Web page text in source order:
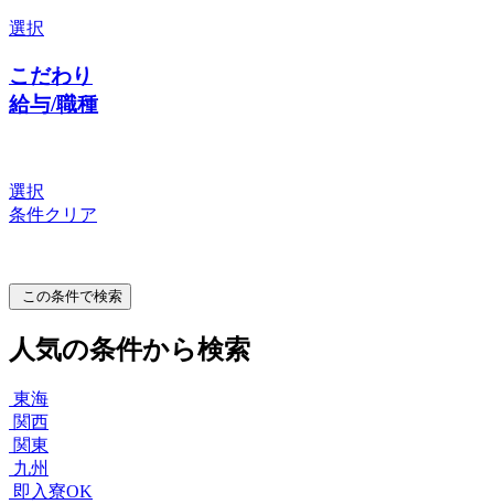
選択
こだわり
給与/職種
選択
条件クリア
この条件で検索
人気の条件から検索
東海
関西
関東
九州
即入寮OK